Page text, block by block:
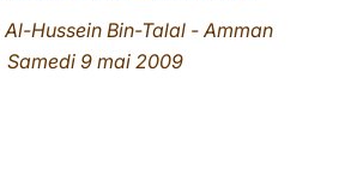
Hussein Bin-Talal - Amman
Samedi 9 mai 2009